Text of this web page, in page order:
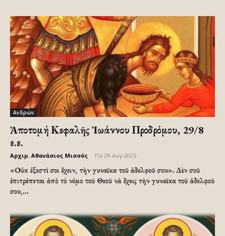
Ανδρών
Ἀποτομή Κεφαλῆς Ἰωάννου Προδρόμου, 29/8
ε.ε.
Αρχιμ. Αθανάσιος Μισσός Πα 29-Αυγ-2025
«Οὐκ ἐξεστὶ σοι ἔχειν, τὴν γυναῖκα τοῦ ἀδελφοῦ σου». Δὲν σοῦ
ἐπιτρέπεται ἀπὸ τὸ νόμο τοῦ Θεοῦ νὰ ἔχεις τὴν γυναῖκα τοῦ ἀδελφοῦ
σου,...